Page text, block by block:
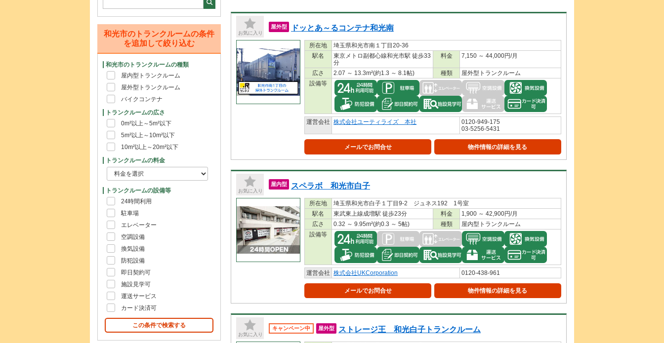
お気に入り
屋外型 ドッとあ～るコンテナ和光南
所在地
埼玉県和光市南１丁目20-36
駅名
東京メトロ副都心線和光市駅 徒歩33
分
料金 7,150 ～ 44,000円/月
広さ 2.07 ～ 13.3m²(約1.3 ～ 8.1帖) 種類
屋外型トランクルーム
設備等
運営会社 株式会社ユーティライズ 本社
0120-949-175
03-5256-5431
メールでお問合せ 物件情報の詳細を見る
お気に入り
屋内型 スペラボ 和光市白子
所在地
埼玉県和光市白子１丁目9-2 ジュネス192 1号室
駅名
東武東上線成増駅 徒歩23分 料金
1,900 ～ 42,900円/月
広さ
0.32 ～ 9.95m²(約0.3 ～ 5帖) 種類
屋内型トランクルーム
設備等
運営会社 株式会社UKCorporation 0120-438-961
メールでお問合せ 物件情報の詳細を見る
お気に入り
キャンペーン中 屋外型 ストレージ王 和光白子トランクルーム
和光市のトランクルームの条件
を追加して絞り込む
和光市のトランクルームの種類
屋内型トランクルーム
屋外型トランクルーム
バイクコンテナ
トランクルームの広さ
0m²以上～5m²以下
5m²以上～10m²以下
10m²以上～20m²以下
トランクルームの料金
トランクルームの設備等
24時間利用
駐車場
エレベーター
空調設備
換気設備
防犯設備
即日契約可
施設見学可
運送サービス
カード決済可
この条件で検索する